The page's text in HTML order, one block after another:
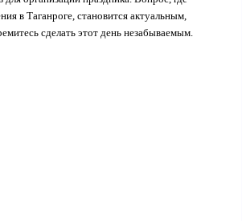
в Таганроге, становится актуальным,
сделать этот день незабываемым.